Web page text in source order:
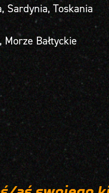
Sardynia, Toskania
Bałtyckie